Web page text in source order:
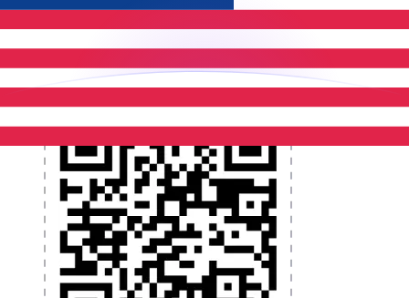
l'argent à l'étranger sans frais cachés. Téléchargez
l'application dès aujourd'hui !